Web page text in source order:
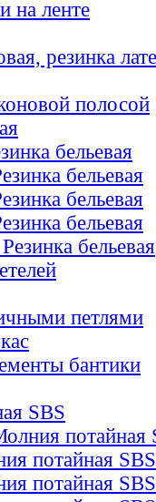
на ленте
резинка
полосой
бельевая
бельевая
бельевая
бельевая
бельевая
петлями
бантики
SBS
потайная
потайная SBS
потайная SBS